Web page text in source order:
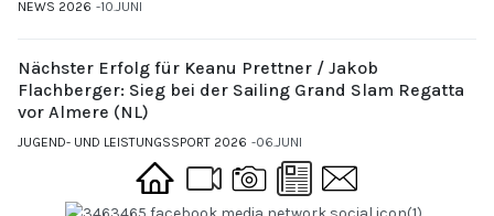
NEWS 2026 10.JUNI
Nächster Erfolg für Keanu Prettner / Jakob
Flachberger: Sieg bei der Sailing Grand Slam Regatta
vor Almere (NL)
JUGEND- UND LEISTUNGSSPORT 2026 06.JUNI